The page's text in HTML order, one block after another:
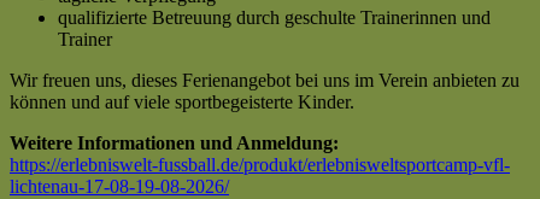
qualifizierte Betreuung durch geschulte Trainerinnen und
Trainer
Wir freuen uns, dieses Ferienangebot bei uns im Verein anbieten zu
können und auf viele sportbegeisterte Kinder.
Weitere Informationen und Anmeldung:
https://erlebniswelt-fussball.de/produkt/erlebnisweltsportcamp-vfl-
lichtenau-17-08-19-08-2026/